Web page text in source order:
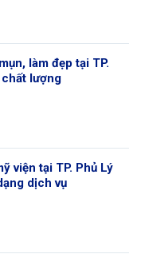
làm đẹp tại TP.
chất lượng
viện tại TP. Phủ Lý
dịch vụ